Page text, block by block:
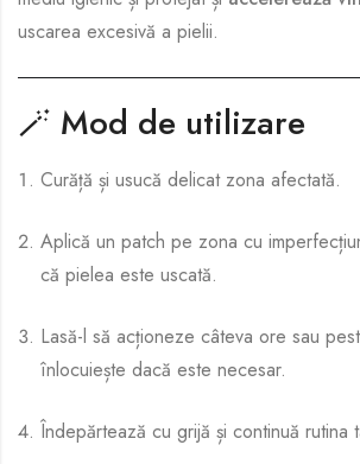
uscarea excesivă a pielii.
🪄 Mod de utilizare
Curăță și usucă delicat zona afectată.
Aplică un patch pe zona cu
că pielea este uscată.
Lasă-l să acționeze câteva ore sau
înlocuiește dacă este necesar.
Îndepărtează cu grijă și continuă rutina